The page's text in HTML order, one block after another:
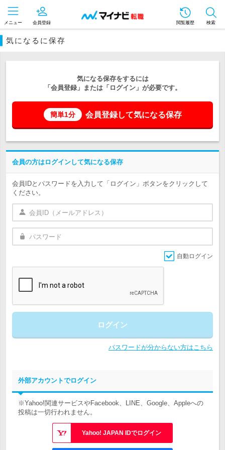
メニュー 会員登録 閲覧履歴 検索
気になるに保存
気になる保存をするには
「会員登録」または「ログイン」が必要です。
簡単1分 会員登録して気になる保存
会員の方はログインして気になる保存
会員IDとパスワードを入力して「ログイン」ボタンをクリックして
ください。
自動ログイン
ログイン
パスワードが分からない方はこちら
外部アカウントでログイン
※Yahoo!関連サービスやFacebook、LINE、Google、Appleへの
投稿は一切行われません。
Yahoo! JAPAN IDでログイン